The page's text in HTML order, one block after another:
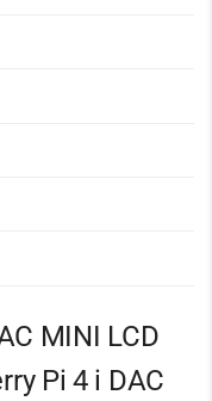
MINI LCD
Pi 4 i DAC